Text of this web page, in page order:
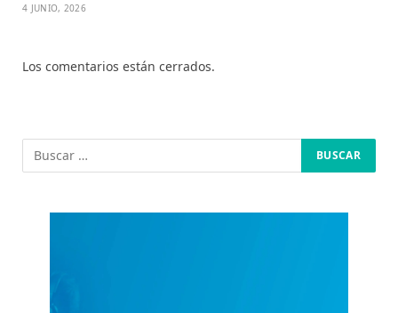
4 JUNIO, 2026
Los comentarios están cerrados.